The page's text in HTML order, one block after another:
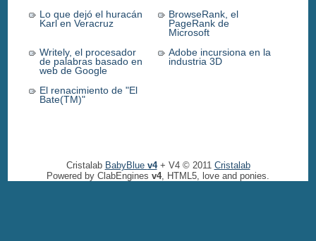
Lo que dejó el huracán
Karl en Veracruz
BrowseRank, el
PageRank de
Microsoft
Writely, el procesador
de palabras basado en
web de Google
Adobe incursiona en la
industria 3D
El renacimiento de "El
Bate(TM)"
Cristalab BabyBlue v4+ V4 © 2011 Cristalab
Powered by ClabEngines v4, HTML5, love and ponies.